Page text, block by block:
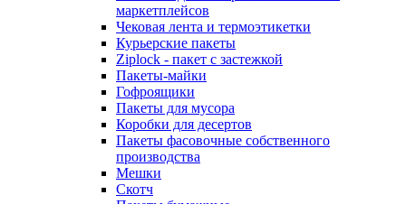
маркетплейсов
Чековая лента и термоэтикетки
Курьерские пакеты
Ziplock - пакет с застежкой
Пакеты-майки
Гофроящики
Пакеты для мусора
Коробки для десертов
Пакеты фасовочные собственного
производства
Мешки
Скотч